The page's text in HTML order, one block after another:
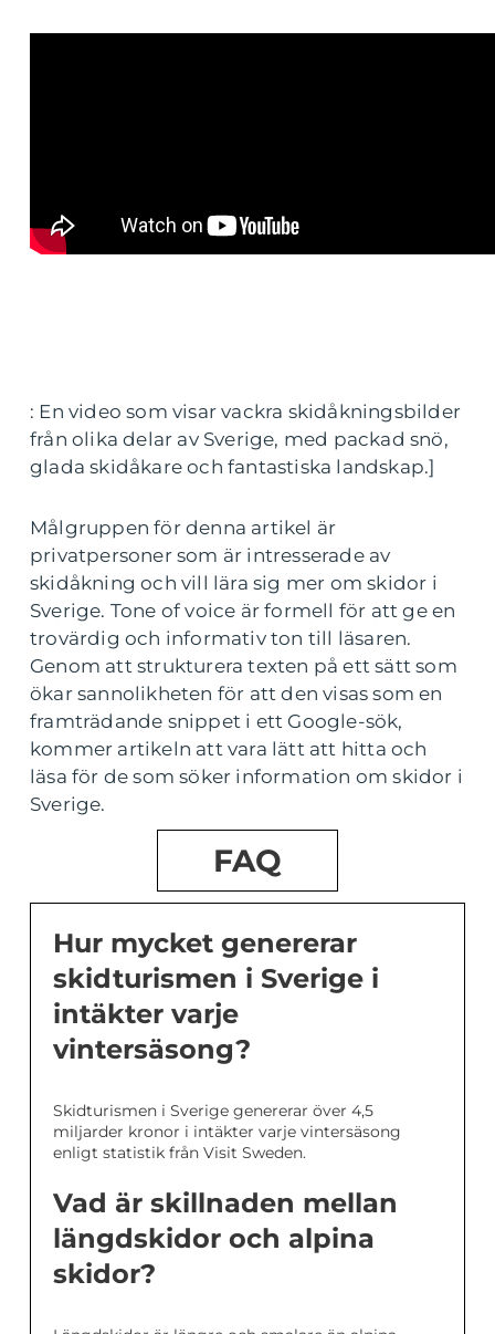
: En video som visar vackra skidåkningsbilder
från olika delar av Sverige, med packad snö,
glada skidåkare och fantastiska landskap.]
Målgruppen för denna artikel är
privatpersoner som är intresserade av
skidåkning och vill lära sig mer om skidor i
Sverige. Tone of voice är formell för att ge en
trovärdig och informativ ton till läsaren.
Genom att strukturera texten på ett sätt som
ökar sannolikheten för att den visas som en
framträdande snippet i ett Google-sök,
kommer artikeln att vara lätt att hitta och
läsa för de som söker information om skidor i
Sverige.
FAQ
Hur mycket genererar
skidturismen i Sverige i
intäkter varje
vintersäsong?
Skidturismen i Sverige genererar över 4,5
miljarder kronor i intäkter varje vintersäsong
enligt statistik från Visit Sweden.
Vad är skillnaden mellan
längdskidor och alpina
skidor?